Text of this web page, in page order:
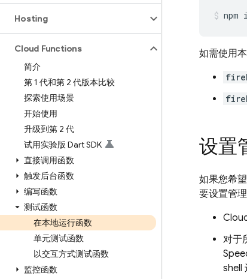
Hosting
Cloud Functions
简介
第 1 代和第 2 代版本比较
探索使用场景
开始使用
升级到第 2 代
试用实验版 Dart SDK
直接调用函数
触发后台函数
编写函数
测试函数
在本地运行函数
单元测试函数
以交互方式测试函数
监控函数
如需使用
设置
如果您希
要设置管理
对于
shell